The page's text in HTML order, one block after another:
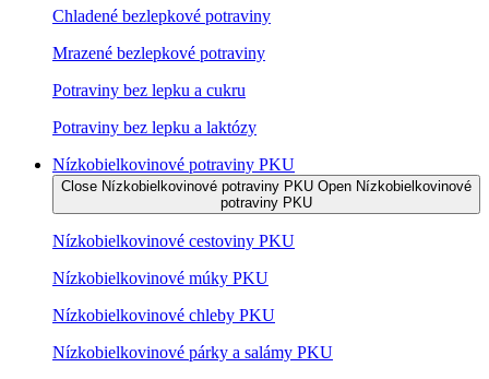
Chladené bezlepkové potraviny
Mrazené bezlepkové potraviny
Potraviny bez lepku a cukru
Potraviny bez lepku a laktózy
Nízko­bielkovinové potraviny PKU
Close Nízko­bielkovinové potraviny PKU Open Nízko­bielkovinové
potraviny PKU
Nízko­bielkovinové cestoviny PKU
Nízko­bielkovinové múky PKU
Nízkobielkovinové chleby PKU
Nízkobielkovinové párky a salámy PKU